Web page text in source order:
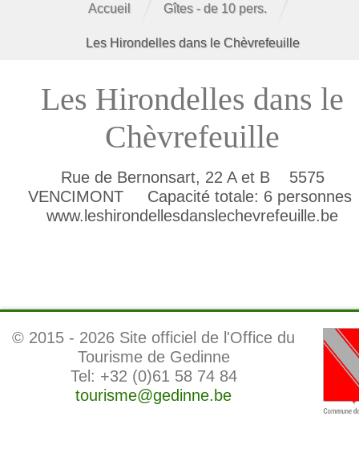
Accueil Gîtes - de 10 pers.
Les Hirondelles dans le Chèvrefeuille
Les Hirondelles dans le
Chèvrefeuille
Rue de Bernonsart, 22 A et B 5575
VENCIMONT Capacité totale: 6 personnes
www.leshirondellesdanslechevrefeuille.be
© 2015 - 2026 Site officiel de l'Office du
Tourisme de Gedinne
Tel: +32 (0)61 58 74 84
tourisme@gedinne.be